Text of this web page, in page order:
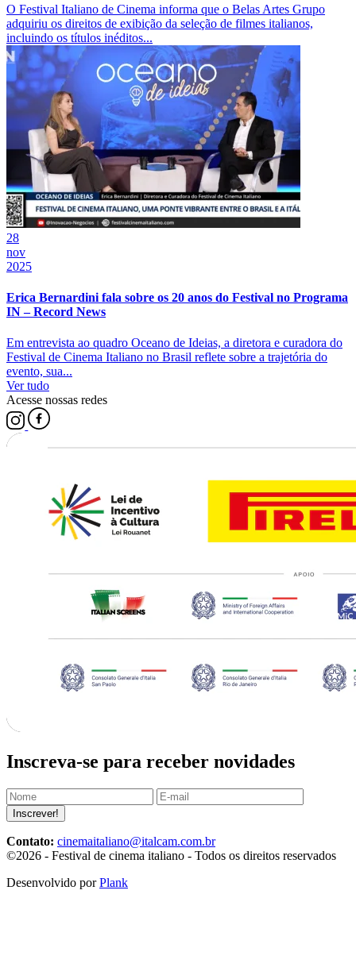
O Festival Italiano de Cinema informa que o Belas Artes Grupo
adquiriu os direitos de exibição da seleção de filmes italianos,
incluindo os títulos inéditos...
28
nov
2025
Erica Bernardini fala sobre os 20 anos do Festival no Programa
IN – Record News
Em entrevista ao quadro Oceano de Ideias, a diretora e curadora do
Festival de Cinema Italiano no Brasil reflete sobre a trajetória do
evento, sua...
Ver tudo
Acesse nossas redes
Inscreva-se para receber novidades
Inscrever!
Contato: cinemaitaliano@italcam.com.br
©2026 - Festival de cinema italiano - Todos os direitos reservados
Desenvolvido porPlank